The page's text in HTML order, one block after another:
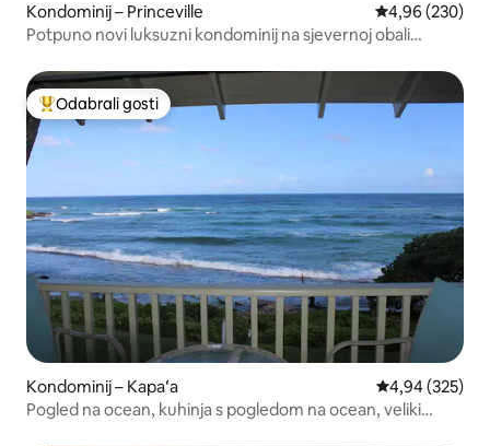
Kondominij – Princeville Prosječna
4,96 (230)
Potpuno novi luksuzni kondominij na sjevernoj obali
Među najviše rangiranima s oznakom „Odabrali gosti”
Odabrali gosti
Kondominij – Kapaʻa Prosječna
4,94 (325)
Pogled na ocean, kuhinja s pogledom na ocean, veliki